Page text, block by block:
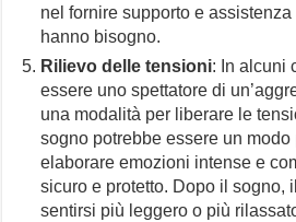
nel fornire supporto e
hanno bisogno.
Rilievo delle tensioni: In alcuni
essere uno spettatore di
una modalità per liberare le
sogno potrebbe essere un
elaborare emozioni intense e
sicuro e protetto. Dopo il sogno,
sentirsi più leggero o più